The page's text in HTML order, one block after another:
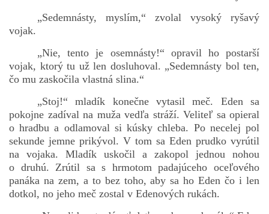
„Sedemnásty, myslím,“ zvolal vysoký ryšavý
vojak.
„Nie, tento je osemnásty!“ opravil ho postarší
vojak, ktorý tu už len dosluhoval. „Sedemnásty bol ten,
čo mu zaskočila vlastná slina.“
„Stoj!“ mladík konečne vytasil meč. Eden sa
pokojne zadíval na muža vedľa stráží. Veliteľ sa opieral
o hradbu a odlamoval si kúsky chleba. Po necelej pol
sekunde jemne prikývol. V tom sa Eden prudko vyrútil
na vojaka. Mladík uskočil a zakopol jednou nohou
o druhú. Zrútil sa s hrmotom padajúceho oceľového
panáka na zem, a to bez toho, aby sa ho Eden čo i len
dotkol, no jeho meč zostal v Edenových rukách.